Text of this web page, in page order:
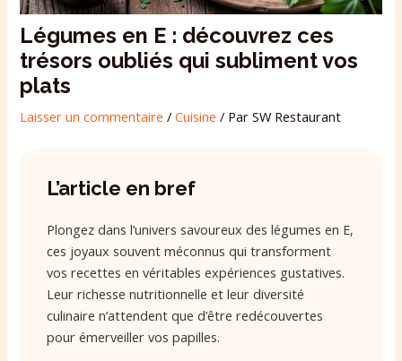
Légumes en E : découvrez ces
trésors oubliés qui subliment vos
plats
Laisser un commentaire /Cuisine / ParSW Restaurant
L’article en bref
Plongez dans l’univers savoureux des légumes en E,
ces joyaux souvent méconnus qui transforment
vos recettes en véritables expériences gustatives.
Leur richesse nutritionnelle et leur diversité
culinaire n’attendent que d’être redécouvertes
pour émerveiller vos papilles.